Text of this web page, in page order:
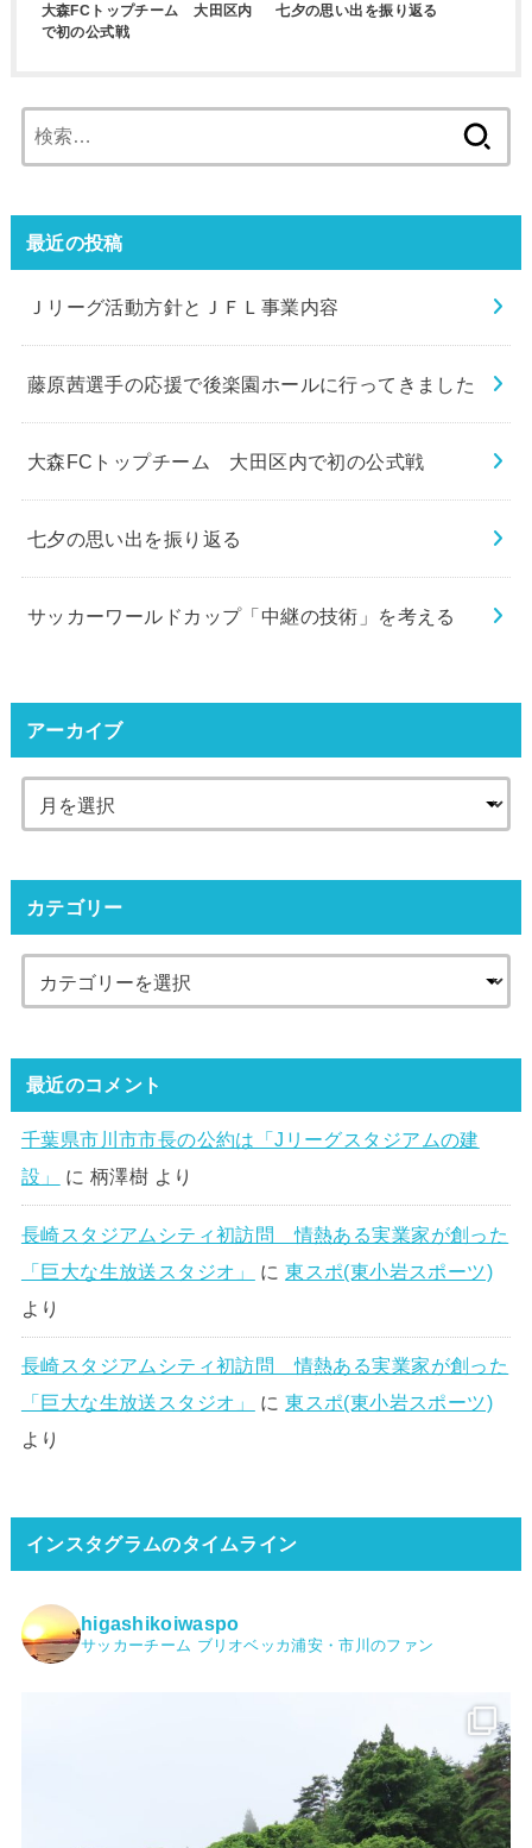
大森FCトップチーム 大田区内
で初の公式戦
七夕の思い出を振り返る
索:
最近の投稿
Ｊリーグ活動方針とＪＦＬ事業内容
藤原茜選手の応援で後楽園ホールに行ってきました
大森FCトップチーム 大田区内で初の公式戦
七夕の思い出を振り返る
サッカーワールドカップ「中継の技術」を考える
アーカイブ
カテゴリー
最近のコメント
千葉県市川市市長の公約は「Jリーグスタジアムの建
設」
に 柄澤樹 より
長崎スタジアムシティ初訪問 情熱ある実業家が創った
「巨大な生放送スタジオ」
に東スポ(東小岩スポーツ)
より
長崎スタジアムシティ初訪問 情熱ある実業家が創った
「巨大な生放送スタジオ」
に東スポ(東小岩スポーツ)
より
インスタグラムのタイムライン
higashikoiwaspo
サッカーチーム ブリオベッカ浦安・市川のファン